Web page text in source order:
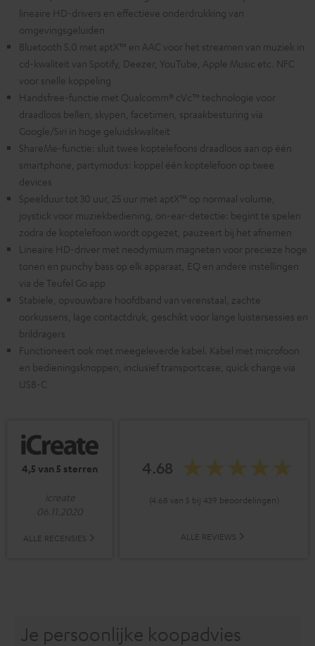
lineaire HD-drivers en effectieve onderdrukking van
omgevingsgeluiden
Bluetooth 5.0 met aptX™ en AAC voor het streamen van muziek in
cd-kwaliteit van Spotify, Deezer, YouTube, Apple Music etc. NFC
voor snelle koppeling
Handsfree-functie met Qualcomm® cVc™ technologie voor
draadloos bellen, skypen, facetimen, spraakbesturing via
Google/Siri in hoge geluidskwaliteit
ShareMe-functie: sluit twee koptelefoons draadloos aan op één
smartphone, partymodus: koppel één koptelefoon op twee
devices
Speelduur tot 30 uur, 25 uur met aptX™ op normaal volume,
joystick voor muziekbediening, on-ear-detectie: begint te spelen
zodra de koptelefoon wordt opgezet, pauzeert bij het afnemen
Lineaire HD-driver met neodymium magneten voor precieze hoge
tonen en punchy bass op elk apparaat, EQ en andere instellingen
via de Teufel Go app
Stabiele, opvouwbare hoofdband van verenstaal, zachte
oorkussens, lage contactdruk, geschikt voor lange luistersessies en
brildragers
Functioneert ook met meegeleverde kabel. Kabel met microfoon
en bedieningsknoppen, inclusief transportcase, quick charge via
USB-C
4,5 van 5 sterren
icreate
06.11.2020
ALLE RECENSIES
4.68
(4.68 van 5 bij 439 beoordelingen)
ALLE REVIEWS
Je persoonlijke koopadvies